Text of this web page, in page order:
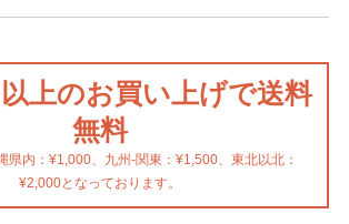
上のお買い上げで送料
無料
県内：¥1,000、九州-関東：¥1,500、東北以北：
¥2,000となっております。